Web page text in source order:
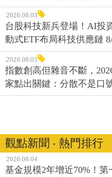
2026.08.03
台股科技新兵登場！AI投
動式ETF布局科技供應鏈
2026.08.03
指數創高但雜音不斷，
家點出關鍵：分散不是口
觀點新聞 ‧ 熱門排行
2026.08.04
基金規模2年增近70%！